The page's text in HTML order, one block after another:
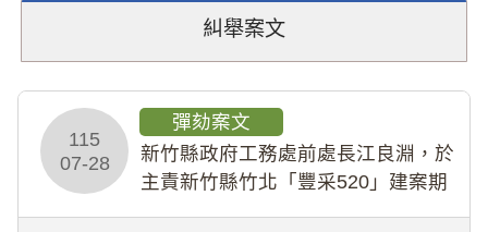
糾舉案文
115
07-28
彈劾案文
新竹縣政府工務處前處長江良淵，於
主責新竹縣竹北「豐采520」建案期